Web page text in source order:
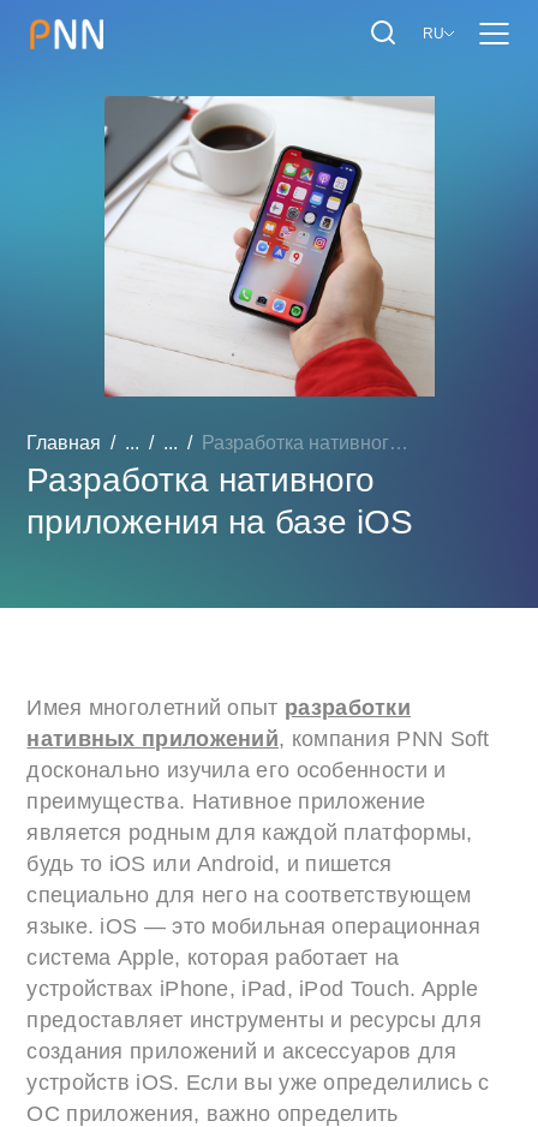
RU
Главная ... ... Разработка нативного прил...
Разработка нативного
приложения на базе iOS
Имея многолетний опыт разработки
нативных приложений, компания PNN Soft
досконально изучила его особенности и
преимущества. Нативное приложение
является родным для каждой платформы,
будь то iOS или Android, и пишется
специально для него на соответствующем
языке. iOS — это мобильная операционная
система Apple, которая работает на
устройствах iPhone, iPad, iPod Touch. Apple
предоставляет инструменты и ресурсы для
создания приложений и аксессуаров для
устройств iOS. Если вы уже определились с
ОС приложения, важно определить